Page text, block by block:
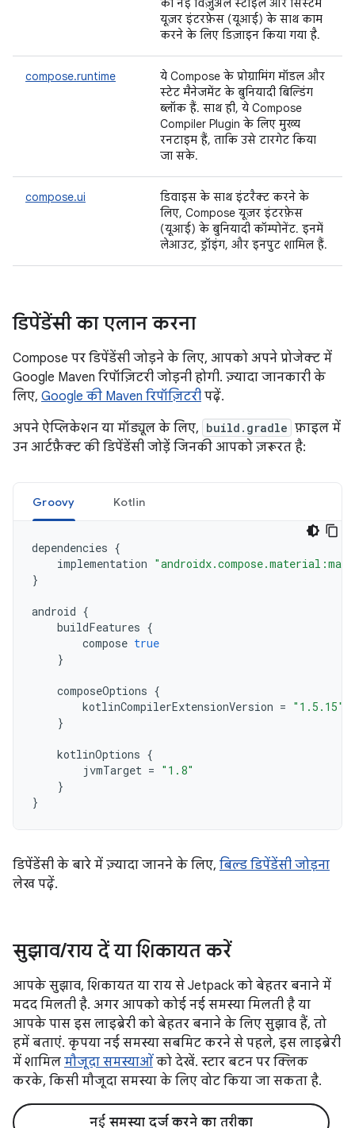
की नई विज़ुअल स्टाइल और सिस्टम
यूज़र इंटरफ़ेस (यूआई) के साथ काम
करने के लिए डिज़ाइन किया गया है.
compose.runtime
ये Compose के प्रोग्रामिंग मॉडल और
स्टेट मैनेजमेंट के बुनियादी बिल्डिंग
ब्लॉक हैं. साथ ही, ये Compose
Compiler Plugin के लिए मुख्य
रनटाइम हैं, ताकि उसे टारगेट किया
जा सके.
compose.ui
डिवाइस के साथ इंटरैक्ट करने के
लिए, Compose यूज़र इंटरफ़ेस
(यूआई) के बुनियादी कॉम्पोनेंट. इनमें
लेआउट, ड्रॉइंग, और इनपुट शामिल हैं.
डिपेंडेंसी का एलान करना
Compose पर डिपेंडेंसी जोड़ने के लिए, आपको अपने प्रोजेक्ट में
Google Maven रिपॉज़िटरी जोड़नी होगी. ज़्यादा जानकारी के
लिए, Google की Maven रिपॉज़िटरी पढ़ें.
अपने ऐप्लिकेशन या मॉड्यूल के लिए, build.gradle फ़ाइल में
उन आर्टफ़ैक्ट की डिपेंडेंसी जोड़ें जिनकी आपको ज़रूरत है:
Groovy Kotlin
dependencies {
implementation
}
android {
buildFeatures {
compose true
}
composeOptions {
kotlinCompilerExtensionVersion = "1.5.15"
}
kotlinOptions {
jvmTarget = "1.8"
}
}
डिपेंडेंसी के बारे में ज़्यादा जानने के लिए, बिल्ड डिपेंडेंसी जोड़ना
लेख पढ़ें.
सुझाव/राय दें या शिकायत करें
आपके सुझाव, शिकायत या राय से Jetpack को बेहतर बनाने में
मदद मिलती है. अगर आपको कोई नई समस्या मिलती है या
आपके पास इस लाइब्रेरी को बेहतर बनाने के लिए सुझाव हैं, तो
हमें बताएं. कृपया नई समस्या सबमिट करने से पहले, इस लाइब्रेरी
में शामिल मौजूदा समस्याओं को देखें. स्टार बटन पर क्लिक
करके, किसी मौजूदा समस्या के लिए वोट किया जा सकता है.
नई समस्या दर्ज करने का तरीका